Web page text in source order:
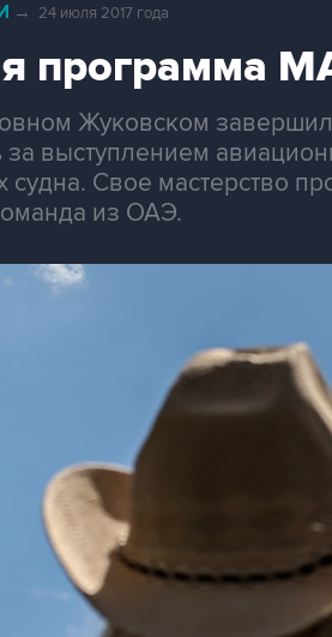
→ 24 июля 2017 года
программа
Жуковском
за выступлением
Свое мастерство
из ОАЭ.